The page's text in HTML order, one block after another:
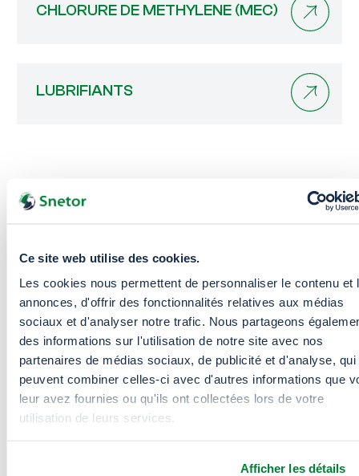
Ce site web utilise des cookies.
Les cookies nous permettent de personnaliser le contenu et
annonces, d'offrir des fonctionnalités relatives aux médias
sociaux et d'analyser notre trafic. Nous partageons
des informations sur l'utilisation de notre site avec nos
partenaires de médias sociaux, de publicité et d'analyse, qui
peuvent combiner celles-ci avec d'autres informations que
leur avez fournies ou qu'ils ont collectées lors de votre
utilisation de leurs services.
Afficher les détails
CHLORURE DE METHYLENE (MEC)
LUBRIFIANTS
Pourquoinous choisir ?